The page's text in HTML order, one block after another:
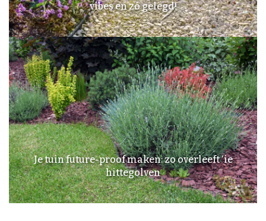
vibes en zó gelegd!
Je tuin future-proof maken: zo overleeft ‘ie
hittegolven